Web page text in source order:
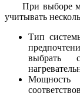
При выборе
учитывать
Тип
выбрать
Мощность